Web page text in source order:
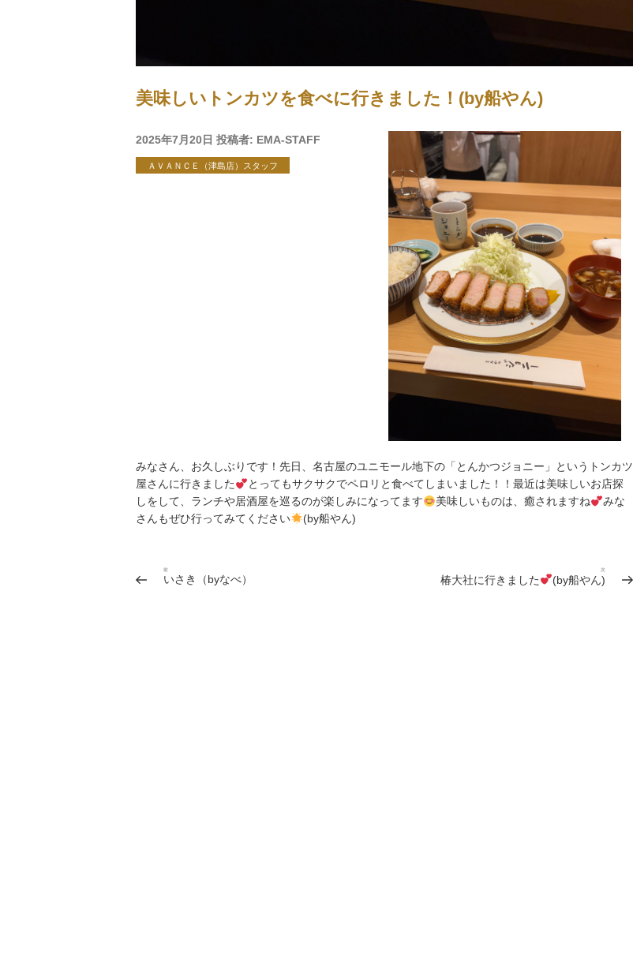
美味しいトンカツを食べに行きました！(by船やん)
投
稿
日:
2025年7月20日 投稿者: EMA-STAFF
ＡＶＡＮＣＥ（津島店）スタッフ
みなさん、お久しぶりです！先日、名古屋のユニモール地下の「とんかつジョニー」というトンカツ
屋さんに行きました
とってもサクサクでペロリと食べてしまいました！！最近は美味しいお店探
しをして、ランチや居酒屋を巡るのが楽しみになってます
美味しいものは、癒されますね
みな
さんもぜひ行ってみてください
(by船やん)
稿
過
去
いさき（byなべ）
次
次
椿大社に行きました (by船やん)